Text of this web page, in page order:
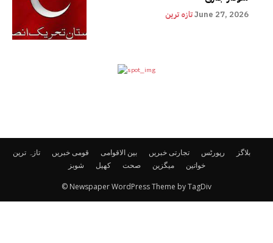
تازہ ترینJune 27, 2026
تازہ ترین قومی خبریں بین الاقوامی تجارتی خبریں رپورٹس
بلاگز
شوبز
کھیل صحت میگزین خواتین
© Newspaper WordPress Theme by TagDiv